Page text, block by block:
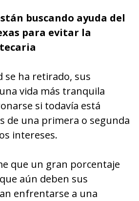
buscando ayuda del
para evitar la
se ha retirado, sus
vida más tranquila
si todavía está
de una primera o segunda
intereses.
que un gran porcentaje
aún deben sus
enfrentarse a una